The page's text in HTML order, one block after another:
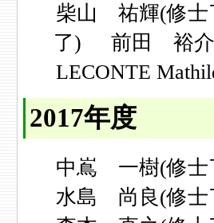
柴山 祐輝(修士
了)
前田 裕
LECONTE
2017年度
中嶌 一樹(修士
水島 尚良(修士